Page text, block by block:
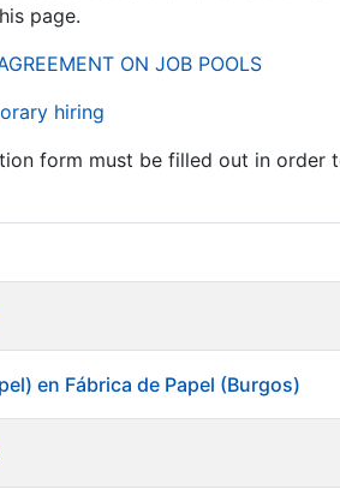
page.
ON JOB POOLS
hiring
form must be filled out in order
en Fábrica de Papel (Burgos)